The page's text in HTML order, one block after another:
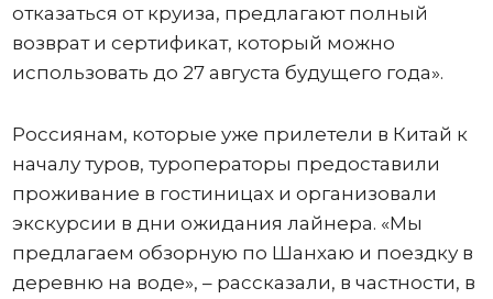
отказаться от круиза, предлагают полный
возврат и сертификат, который можно
использовать до 27 августа будущего года».
Россиянам, которые уже прилетели в Китай к
началу туров, туроператоры предоставили
проживание в гостиницах и организовали
экскурсии в дни ожидания лайнера. «Мы
предлагаем обзорную по Шанхаю и поездку в
деревню на воде», – рассказали, в частности, в